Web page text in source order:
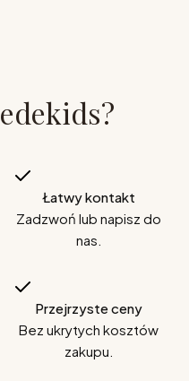
Łatwy kontakt
Zadzwoń lub napisz do
nas.
Przejrzyste ceny
Bez ukrytych kosztów
zakupu.